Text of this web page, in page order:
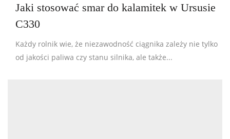
Jaki stosować smar do kalamitek w Ursusie
C330
Każdy rolnik wie, że niezawodność ciągnika zależy nie tylko
od jakości paliwa czy stanu silnika, ale także...